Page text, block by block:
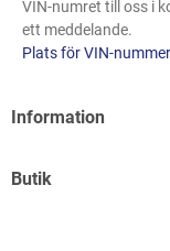
VIN-numret till oss i
ett meddelande.
Plats för VIN-nummer
Information
Butik